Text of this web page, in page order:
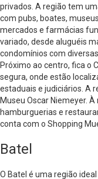
privados. A região tem
com pubs, boates,
mercados e farmácias
variado, desde aluguéis
condomínios com
Próximo ao centro, fica o
segura, onde estão
estaduais e judiciários. A
Museu Oscar Niemeyer.
hamburguerias e
conta com o Shopping
Batel
O Batel é uma região